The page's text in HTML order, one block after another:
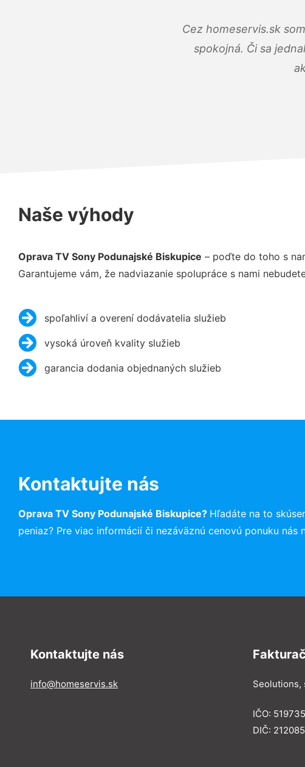
Cez homeservis.sk
spokojná. Či sa
Naše výhody
Oprava TV Sony Podunajské Biskupice – poďte do toho s
Garantujeme vám, že nadviazanie spolupráce s nami
spoľahliví a overení dodávatelia služieb
vysoká úroveň kvality služieb
garancia dodania objednaných služieb
Kontaktujte nás
Oprava TV Sony Podunajské Biskupice? Hľadáte na to
peniaz? Pre viac informácií či nezáväznú cenovú ponuku
Kontaktujte nás
info@homeservis.sk Seolutions,
IČO:
DIČ: